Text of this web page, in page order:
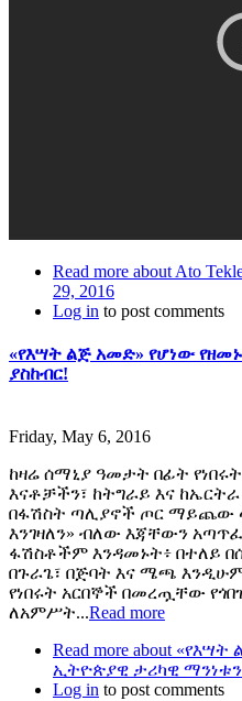
Read more about Ato
29, 2016
Log in to post comments
«የእሣት ልጅ አመድ» የሆነው
ያስከብር!
Friday, May 6, 2016
ከዛሬ ሰማኒያ ዓመታት በፊት
እናቶቻችን፣ ከትግራይ እና
በፋሽስት ጣሊያኖች ጦር ማይጨው
እንገዛለን» ብለው እጃቸውን
ፋሽስቶችም እንዳመኑት፥ በተለይ
በጉራጌ፣ በጅባት እና ሜጫ
የነበሩት አርበኞች በመረጧቸው
ለአምሥት...Read more
Read more about
ኢትዮጵያዊ ታሪካዊ ማንነቱን
Log in to post comments